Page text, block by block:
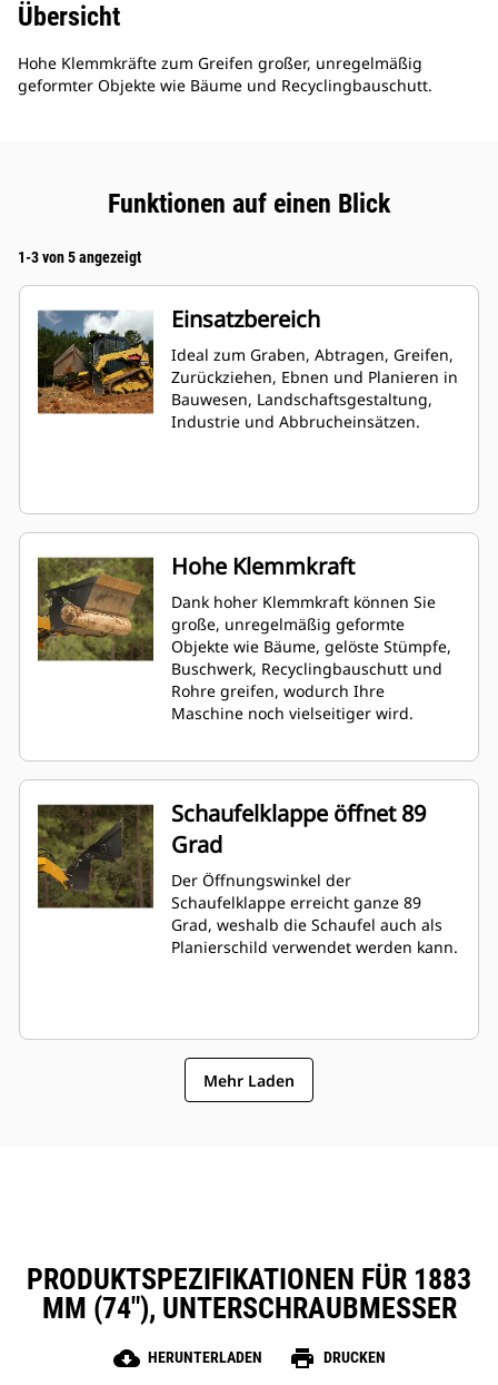
Übersicht
Hohe Klemmkräfte zum Greifen großer, unregelmäßig
geformter Objekte wie Bäume und Recyclingbauschutt.
Funktionen auf einen Blick
1-3 von 5 angezeigt
Einsatzbereich
Ideal zum Graben, Abtragen, Greifen,
Zurückziehen, Ebnen und Planieren in
Bauwesen, Landschaftsgestaltung,
Industrie und Abbrucheinsätzen.
Hohe Klemmkraft
Dank hoher Klemmkraft können Sie
große, unregelmäßig geformte
Objekte wie Bäume, gelöste Stümpfe,
Buschwerk, Recyclingbauschutt und
Rohre greifen, wodurch Ihre
Maschine noch vielseitiger wird.
Schaufelklappe öffnet 89
Grad
Der Öffnungswinkel der
Schaufelklappe erreicht ganze 89
Grad, weshalb die Schaufel auch als
Planierschild verwendet werden kann.
Mehr Laden
PRODUKTSPEZIFIKATIONEN FÜR 1883
MM (74"), UNTERSCHRAUBMESSER
cloud_download HERUNTERLADEN print DRUCKEN